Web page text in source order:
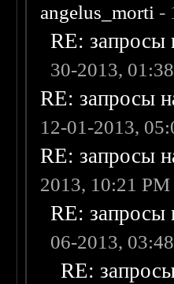
angelus_morti -
RE: запросы
30-2013,
RE: запросы
12-01-2013,
RE: запросы
2013, 10:21 PM
RE: запросы
06-2013,
RE: